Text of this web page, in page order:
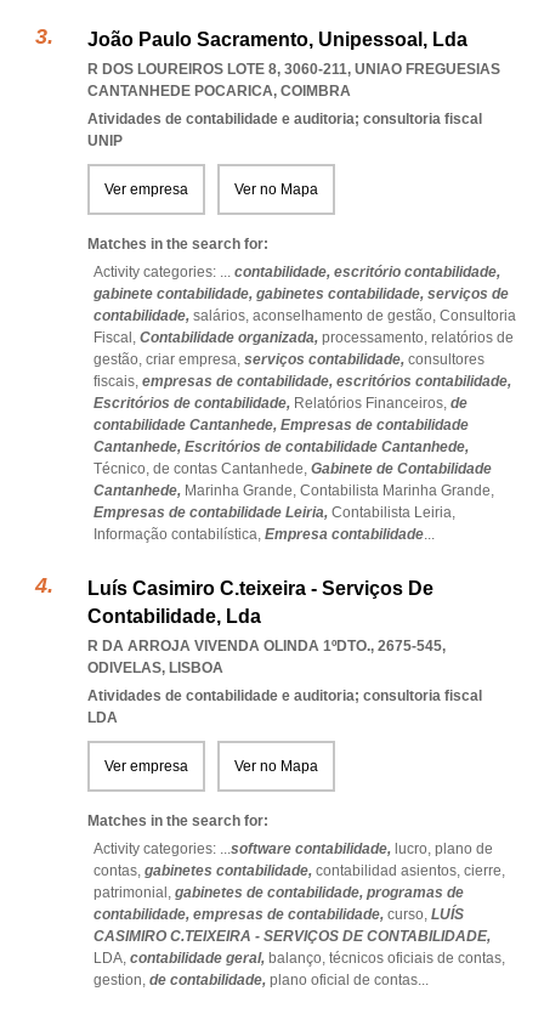
João Paulo Sacramento, Unipessoal, Lda
R DOS LOUREIROS LOTE 8, 3060-211, UNIAO FREGUESIAS
CANTANHEDE POCARICA, COIMBRA
Atividades de contabilidade e auditoria; consultoria fiscal
UNIP
Ver empresa Ver no Mapa
Matches in the search for:
Activity categories: ... contabilidade, escritório contabilidade,
gabinete contabilidade, gabinetes contabilidade, serviços de
contabilidade, salários, aconselhamento de gestão, Consultoria
Fiscal, Contabilidade organizada, processamento, relatórios de
gestão, criar empresa, serviços contabilidade, consultores
fiscais, empresas de contabilidade, escritórios contabilidade,
Escritórios de contabilidade, Relatórios Financeiros, de
contabilidade Cantanhede, Empresas de contabilidade
Cantanhede, Escritórios de contabilidade Cantanhede,
Técnico, de contas Cantanhede, Gabinete de Contabilidade
Cantanhede, Marinha Grande, Contabilista Marinha Grande,
Empresas de contabilidade Leiria, Contabilista Leiria,
Informação contabilística, Empresa contabilidade...
Luís Casimiro C.teixeira - Serviços De
Contabilidade, Lda
R DA ARROJA VIVENDA OLINDA 1ºDTO., 2675-545,
ODIVELAS, LISBOA
Atividades de contabilidade e auditoria; consultoria fiscal
LDA
Ver empresa Ver no Mapa
Matches in the search for:
Activity categories: ...software contabilidade, lucro, plano de
contas, gabinetes contabilidade, contabilidad asientos, cierre,
patrimonial, gabinetes de contabilidade, programas de
contabilidade, empresas de contabilidade, curso, LUÍS
CASIMIRO C.TEIXEIRA - SERVIÇOS DE CONTABILIDADE,
LDA, contabilidade geral, balanço, técnicos oficiais de contas,
gestion, de contabilidade, plano oficial de contas...